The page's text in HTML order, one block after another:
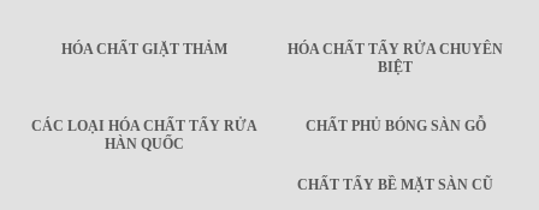
HÓA CHẤT GIẶT THẢM
HÓA CHẤT TẨY RỬA CHUYÊN
BIỆT
CÁC LOẠI HÓA CHẤT TẨY RỬA
HÀN QUỐC
CHẤT PHỦ BÓNG SÀN GỖ
CHẤT TẨY BỀ MẶT SÀN CŨ